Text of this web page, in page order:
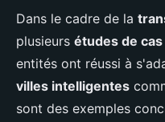
Dans le cadre de la
plusieurs études de cas
entités ont réussi à
villes intelligentes
sont des exemples